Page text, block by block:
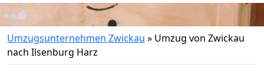
Umzugsunternehmen Zwickau » Umzug von Zwickau
nach Ilsenburg Harz